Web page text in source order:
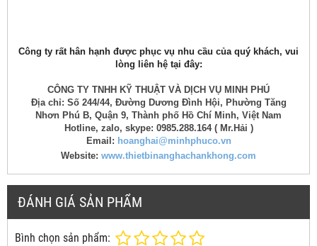
Công ty rất hân hạnh được phục vụ nhu cầu của quý khách, vui
lòng liên hệ tại đây:
CÔNG TY TNHH KỸ THUẬT VÀ DỊCH VỤ MINH PHÚ
Địa chỉ: Số 244/44, Đường Dương Đình Hội, Phường Tăng
Nhơn Phú B, Quận 9, Thành phố Hồ Chí Minh, Việt Nam
Hotline, zalo, skype: 0985.288.164 ( Mr.Hải )
Email: hoanghai@minhphuco.vn
Website: www.thietbinanghachankhong.com
ĐÁNH GIÁ SẢN PHẨM
Bình chọn sản phẩm: